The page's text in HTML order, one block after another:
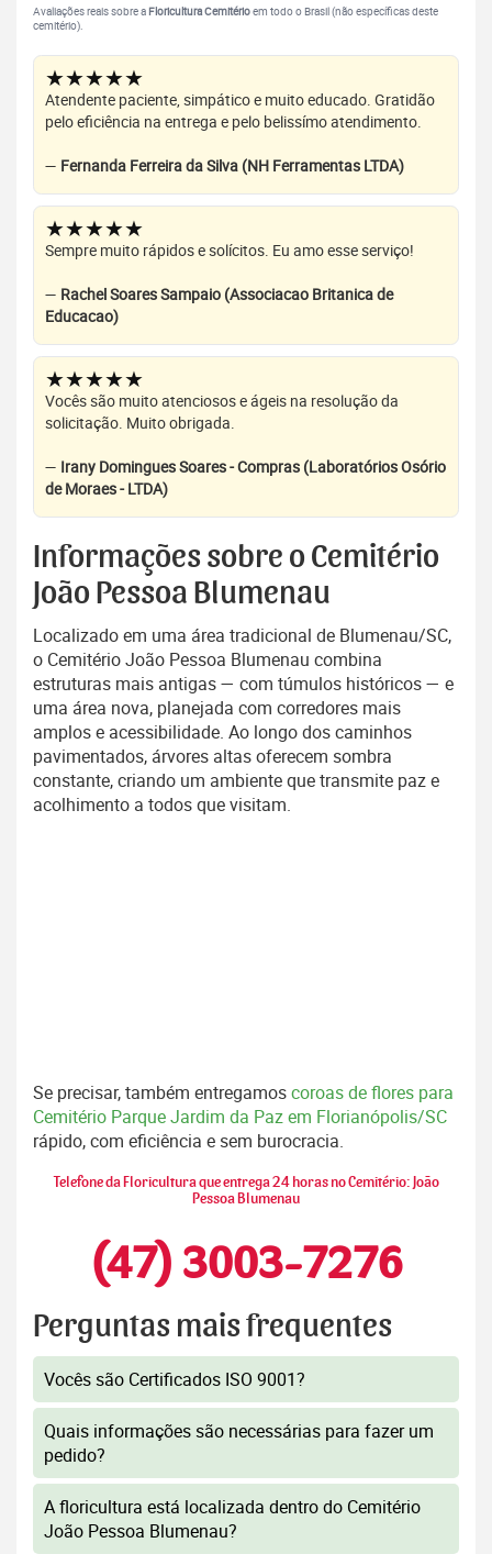
Avaliações reais sobre a Floricultura Cemitérioem todo o Brasil (não específicas deste
cemitério).
★★★★★
Atendente paciente, simpático e muito educado. Gratidão
pelo eficiência na entrega e pelo belissímo atendimento.
— Fernanda Ferreira da Silva (NH Ferramentas LTDA)
★★★★★
Sempre muito rápidos e solícitos. Eu amo esse serviço!
— Rachel Soares Sampaio (Associacao Britanica de
Educacao)
★★★★★
Vocês são muito atenciosos e ágeis na resolução da
solicitação. Muito obrigada.
— Irany Domingues Soares - Compras (Laboratórios Osório
de Moraes - LTDA)
Informações sobre o Cemitério
João Pessoa Blumenau
Localizado em uma área tradicional de Blumenau/SC,
o Cemitério João Pessoa Blumenau combina
estruturas mais antigas — com túmulos históricos — e
uma área nova, planejada com corredores mais
amplos e acessibilidade. Ao longo dos caminhos
pavimentados, árvores altas oferecem sombra
constante, criando um ambiente que transmite paz e
acolhimento a todos que visitam.
Se precisar, também entregamoscoroas de flores para
Cemitério Parque Jardim da Paz em Florianópolis/SC
rápido, com eficiência e sem burocracia.
Telefone da Floricultura que entrega 24 horas no Cemitério: João
Pessoa Blumenau
(47) 3003-7276
Perguntas mais frequentes
Vocês são Certificados ISO 9001?
Quais informações são necessárias para fazer um
pedido?
A floricultura está localizada dentro do Cemitério
João Pessoa Blumenau?